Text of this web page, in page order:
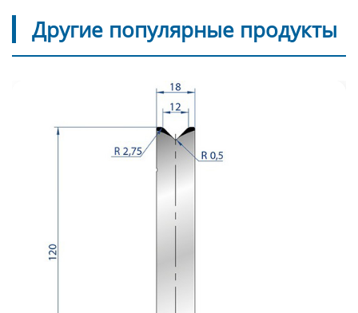
Другие популярные продукты